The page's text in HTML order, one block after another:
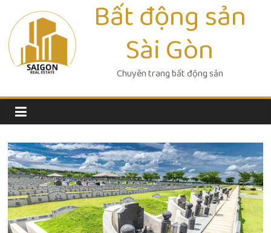
content
Bất động sản
Sài Gòn
Chuyên trang bất động sản